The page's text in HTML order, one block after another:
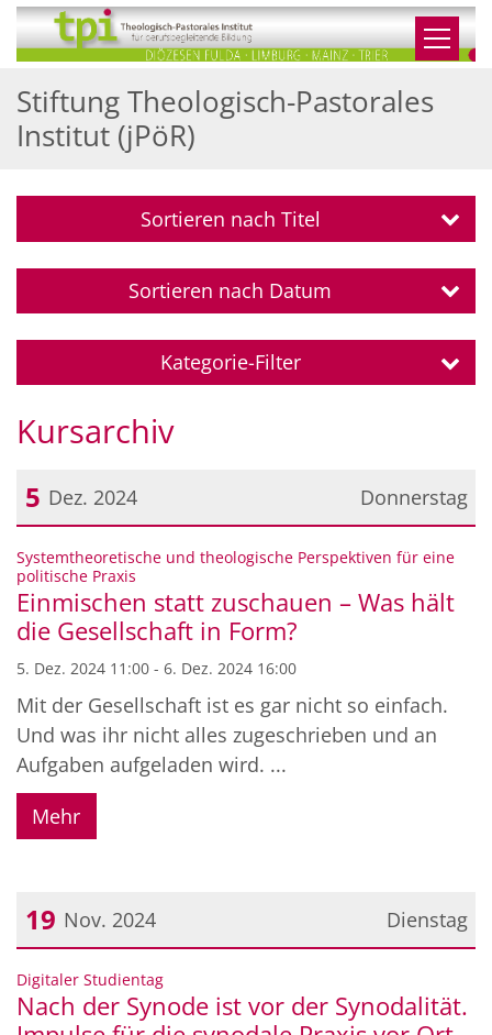
Zum Inhalt springen
Stiftung Theologisch-Pastorales
Institut (jPöR)
Sortieren nach Titel
Sortieren nach Datum
Kategorie-Filter
Kursarchiv
Donnerstag
5 Dez. 2024
Datum: 5. Dezember 2024
Systemtheoretische und theologische Perspektiven für eine
politische Praxis
Einmischen statt zuschauen – Was hält
die Gesellschaft in Form?
5. Dez. 2024 11:00 - 6. Dez. 2024 16:00
Mit der Gesellschaft ist es gar nicht so einfach.
Und was ihr nicht alles zugeschrieben und an
Aufgaben aufgeladen wird. ...
Mehr
Dienstag
19 Nov. 2024
Datum: 19. November 2024
Digitaler Studientag:
Nach der Synode ist vor der Synodalität.